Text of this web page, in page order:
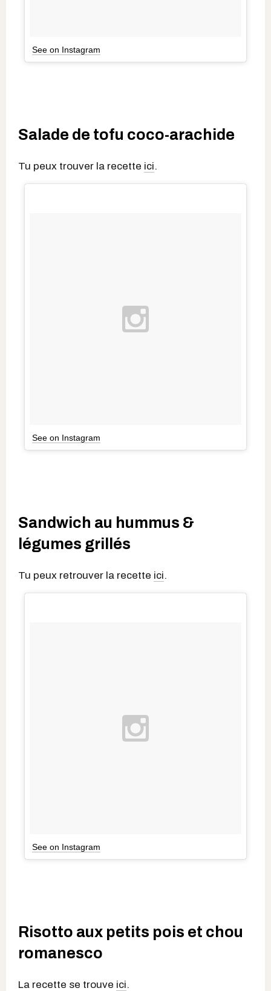
See on Instagram
Salade de tofu coco-arachide
Tu peux trouver la recette ici.
See on Instagram
Sandwich au hummus &
légumes grillés
Tu peux retrouver la recette ici.
See on Instagram
Risotto aux petits pois et chou
romanesco
La recette se trouve ici.